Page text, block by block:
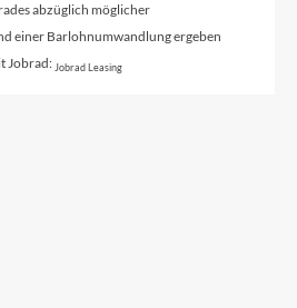
abzüglich möglicher
einer Barlohnumwandlung ergeben
Jobrad: Jobrad Leasing